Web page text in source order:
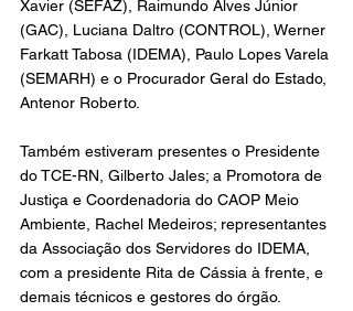
Xavier (SEFAZ), Raimundo Alves Júnior
(GAC), Luciana Daltro (CONTROL), Werner
Farkatt Tabosa (IDEMA), Paulo Lopes Varela
(SEMARH) e o Procurador Geral do Estado,
Antenor Roberto.
Também estiveram presentes o Presidente
do TCE-RN, Gilberto Jales; a Promotora de
Justiça e Coordenadoria do CAOP Meio
Ambiente, Rachel Medeiros; representantes
da Associação dos Servidores do IDEMA,
com a presidente Rita de Cássia à frente, e
demais técnicos e gestores do órgão.